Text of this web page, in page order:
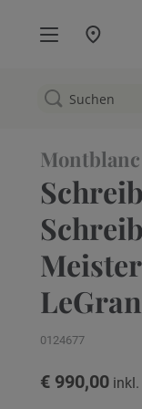
Montblanc
0124677
€ 990,00